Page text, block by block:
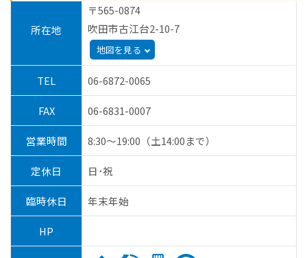
所在地
〒565-0874
吹田市古江台2-10-7
地図を見る
TEL 06-6872-0065
FAX 06-6831-0007
営業時間 8:30～19:00（土14:00まで）
定休日 日･祝
臨時休日 年末年始
HP